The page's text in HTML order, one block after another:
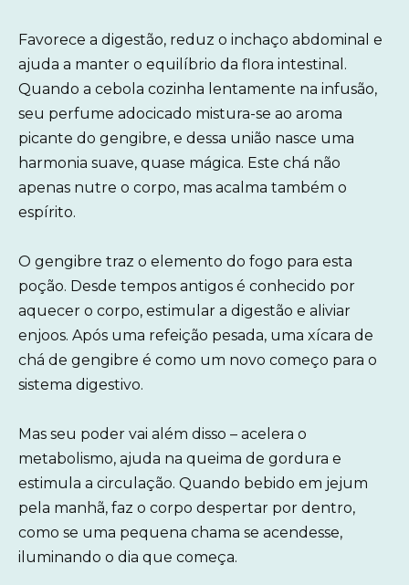
Favorece a digestão, reduz o inchaço abdominal e
ajuda a manter o equilíbrio da flora intestinal.
Quando a cebola cozinha lentamente na infusão,
seu perfume adocicado mistura-se ao aroma
picante do gengibre, e dessa união nasce uma
harmonia suave, quase mágica. Este chá não
apenas nutre o corpo, mas acalma também o
espírito.
O gengibre traz o elemento do fogo para esta
poção. Desde tempos antigos é conhecido por
aquecer o corpo, estimular a digestão e aliviar
enjoos. Após uma refeição pesada, uma xícara de
chá de gengibre é como um novo começo para o
sistema digestivo.
Mas seu poder vai além disso – acelera o
metabolismo, ajuda na queima de gordura e
estimula a circulação. Quando bebido em jejum
pela manhã, faz o corpo despertar por dentro,
como se uma pequena chama se acendesse,
iluminando o dia que começa.